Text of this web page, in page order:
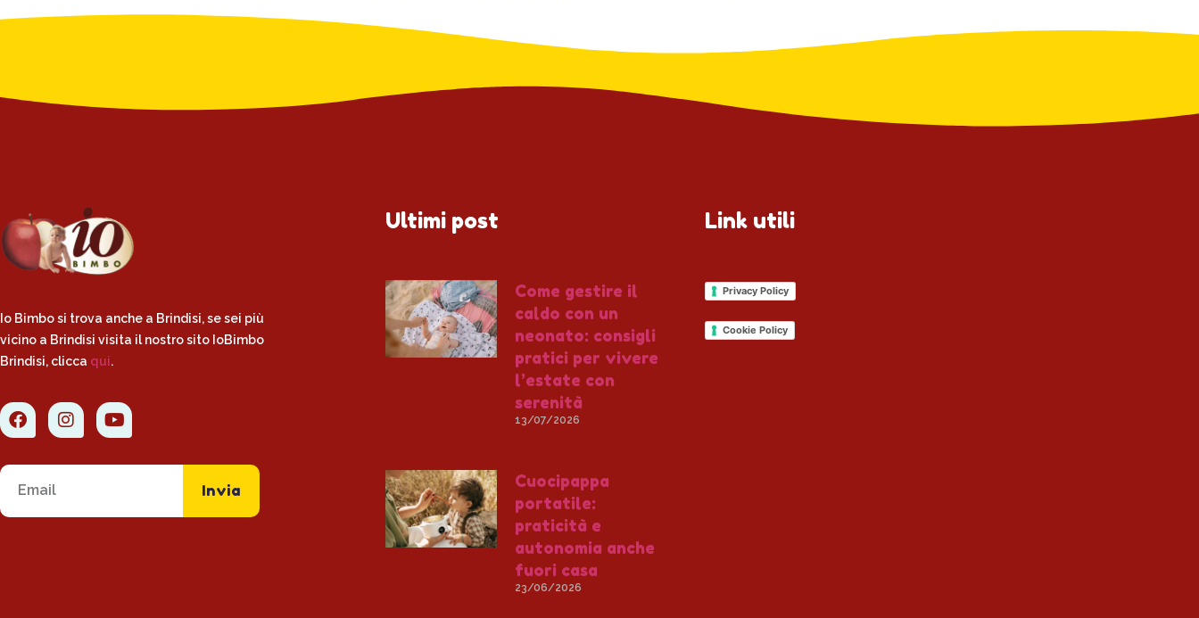
Io Bimbo si trova anche a Brindisi, se sei più
vicino a Brindisi visita il nostro sito IoBimbo
Brindisi, clicca qui.
Invia
Ultimi post
Come gestire il
caldo con un
neonato: consigli
pratici per vivere
l’estate con
serenità
13/07/2026
Cuocipappa
portatile:
praticità e
autonomia anche
fuori casa
23/06/2026
Link utili
Privacy Policy
Cookie Policy